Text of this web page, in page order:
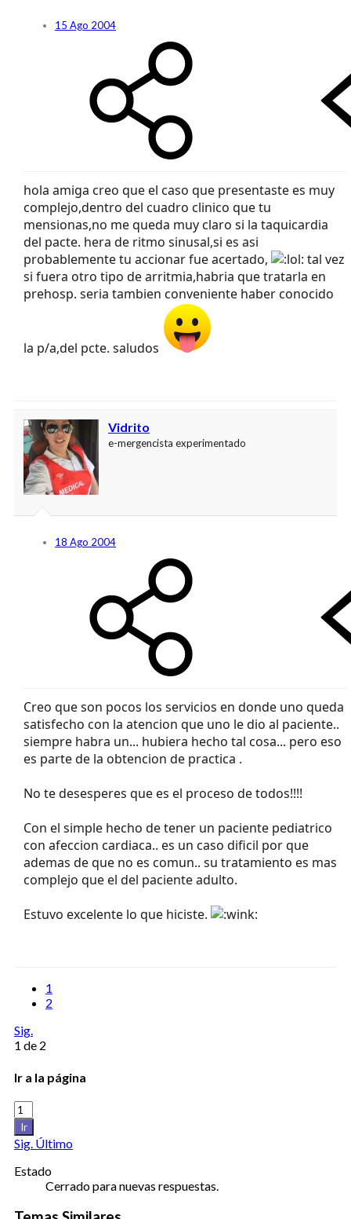
15 Ago 2004
hola amiga creo que el caso que presentaste es muy
complejo,dentro del cuadro clinico que tu
mensionas,no me queda muy claro si la taquicardia
del pacte. hera de ritmo sinusal,si es asi
probablemente tu accionar fue acertado,
tal vez
si fuera otro tipo de arritmia,habria que tratarla en
prehosp. seria tambien conveniente haber conocido
la p/a,del pcte. saludos
Vidrito
e-mergencista experimentado
18 Ago 2004
Creo que son pocos los servicios en donde uno queda
satisfecho con la atencion que uno le dio al paciente..
siempre habra un... hubiera hecho tal cosa... pero eso
es parte de la obtencion de practica .
No te desesperes que es el proceso de todos!!!!
Con el simple hecho de tener un paciente pediatrico
con afeccion cardiaca.. es un caso dificil por que
ademas de que no es comun.. su tratamiento es mas
complejo que el del paciente adulto.
Estuvo excelente lo que hiciste.
1
2
Sig.
1 de 2
Ir a la página
Ir
Sig. Último
Estado
Cerrado para nuevas respuestas.